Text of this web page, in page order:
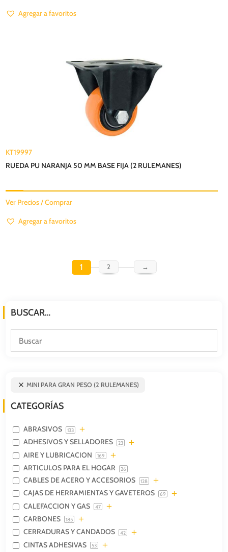
Agregar a favoritos
KT19997
RUEDA PU NARANJA 50 MM BASE FIJA (2 RULEMANES)
Ver Precios / Comprar
Agregar a favoritos
1 2 →
BUSCAR…
MINI PARA GRAN PESO (2 RULEMANES)
CATEGORÍAS
ABRASIVOS 133
ADHESIVOS Y SELLADORES 23
AIRE Y LUBRICACION 169
ARTICULOS PARA EL HOGAR 26
CABLES DE ACERO Y ACCESORIOS 128
CAJAS DE HERRAMIENTAS Y GAVETEROS 69
CALEFACCION Y GAS 47
CARBONES 185
CERRADURAS Y CANDADOS 42
CINTAS ADHESIVAS 53